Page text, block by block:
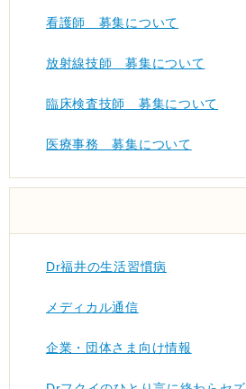
看護師 募集について
放射線技師 募集について
臨床検査技師 募集について
医療事務 募集について
Dr福井の生活習慣病
メディカル通信
企業・団体さま向け情報